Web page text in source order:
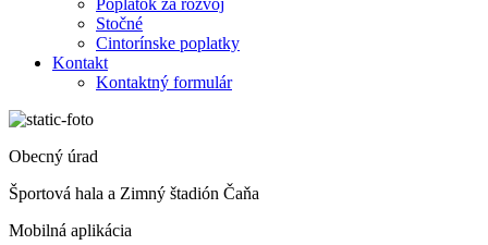
Poplatok za rozvoj
Stočné
Cintorínske poplatky
Kontakt
Kontaktný formulár
Obecný úrad
Športová hala a Zimný štadión Čaňa
Mobilná aplikácia